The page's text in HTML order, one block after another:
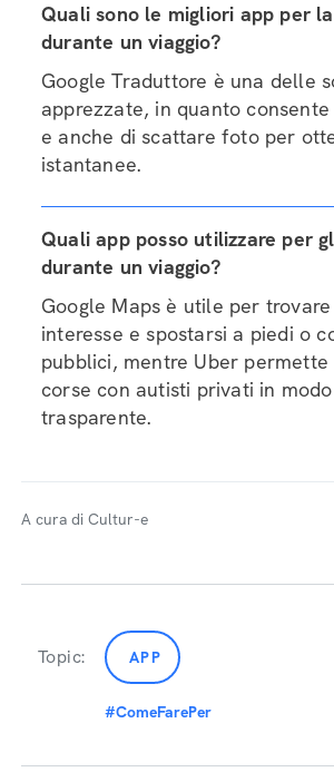
Quali sono le migliori app per
durante un viaggio?
Google Traduttore è una delle
apprezzate, in quanto
e anche di scattare foto per
istantanee.
Quali app posso utilizzare per
durante un viaggio?
Google Maps è utile per
interesse e spostarsi a piedi o
pubblici, mentre Uber permette
corse con autisti privati in
trasparente.
A cura di Cultur-e
Topic: APP
#ComeFarePer